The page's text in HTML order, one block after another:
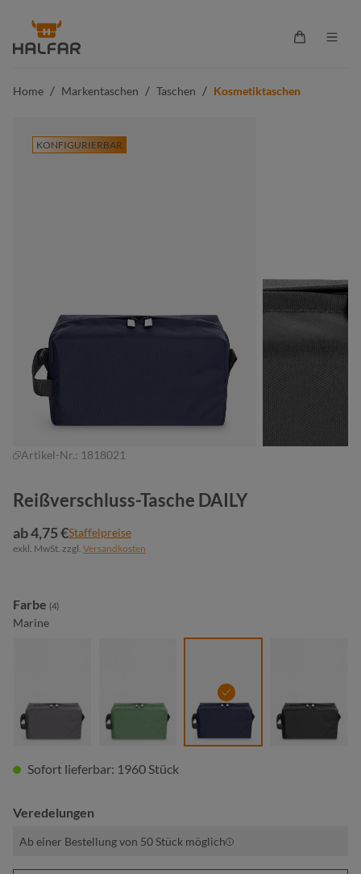
springen
Home / Markentaschen / Taschen / Kosmetiktaschen
KONFIGURIERBAR
Artikel-Nr.: 1818021
Reißverschluss-Tasche DAILY
ab 4,75 €Staffelpreise
exkl. MwSt. zzgl. Versandkosten
Farbe auswählen
(4)
Marine
anthrazit grün marine schwarz
Sofort lieferbar: 1960 Stück
Veredelungen
Ab einer Bestellung von 50 Stück möglich